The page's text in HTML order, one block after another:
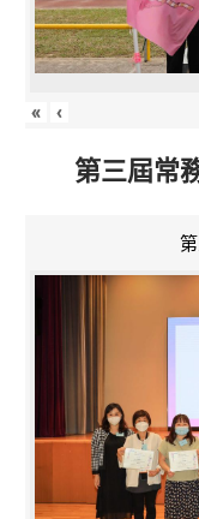
« ‹
第三屆常